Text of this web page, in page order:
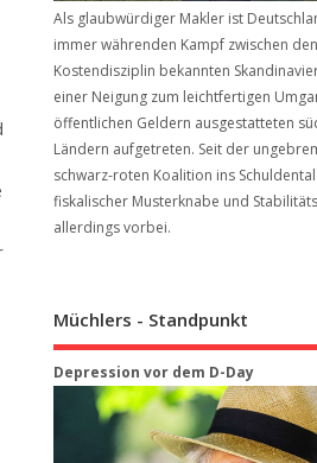
Als glaubwürdiger Makler ist
immer währenden Kampf zwischen
Kostendisziplin bekannten
einer Neigung zum leichtfertigen
öffentlichen Geldern ausgestatteten
Ländern aufgetreten. Seit der
schwarz-roten Koalition ins
fiskalischer Musterknabe und
allerdings vorbei.
Müchlers - Standpunkt
Depression vor dem D-Day